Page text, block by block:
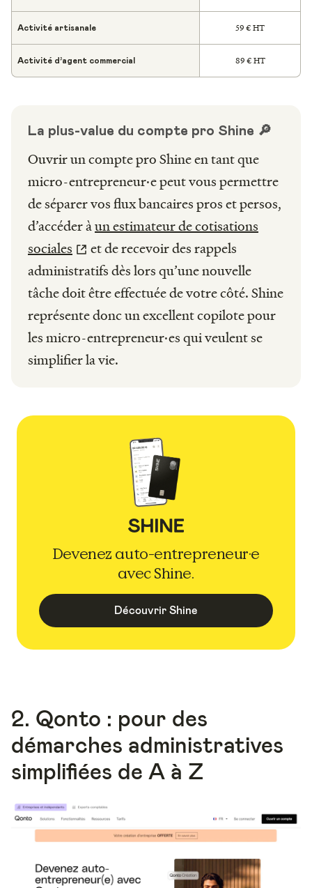
Activité artisanale 59 € HT
Activité d’agent commercial 89 € HT
La plus-value du compte pro Shine 🔎
Ouvrir un compte pro Shine en tant que
micro-entrepreneur·e peut vous permettre
de séparer vos flux bancaires pros et persos,
d’accéder àun estimateur de cotisations
sociales
et de recevoir des rappels
administratifs dès lors qu’une nouvelle
tâche doit être effectuée de votre côté. Shine
représente donc un excellent copilote pour
les micro-entrepreneur·es qui veulent se
simplifier la vie.
Devenez auto-entrepreneur·e
avec Shine.
Découvrir Shine
2. Qonto : pour des
démarches administratives
simplifiées de A à Z